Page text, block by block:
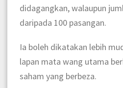
didagangkan, walaupun
daripada 100 pasangan.
Ia boleh dikatakan lebih
lapan mata wang utama
saham yang berbeza.